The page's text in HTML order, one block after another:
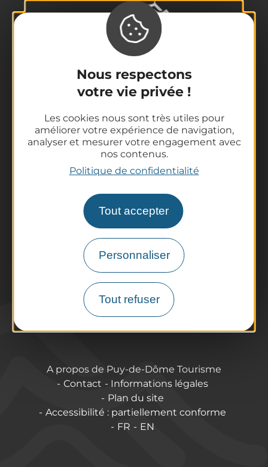
Nous respectons
votre vie privée !
Les cookies nous sont très utiles pour
améliorer votre expérience de navigation,
analyser et mesurer votre engagement avec
nos contenus.
Politique de confidentialité
Tout accepter
Personnaliser
Tout refuser
Nos incontournables
L'Auvergne des Volcans
Randonnées
Tout l'agenda
Préparer son voyage
Offices de Tourisme
Comment venir ?
Destination accessible
Pro / Partenaires
Qui sommes-nous ?
Espace Pro & Presse
Labels & Qualifications
Annoncer vos événements
A propos de Puy-de-Dôme Tourisme
Contact
Informations légales
Plan du site
Accessibilité : partiellement conforme
FR
EN